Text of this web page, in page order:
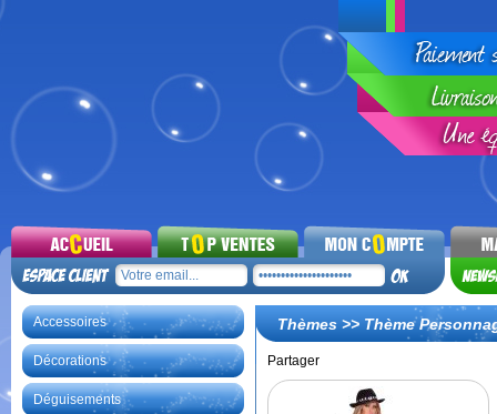
Accessoires
Décorations
Déguisements
Thèmes >> Thème
Partager